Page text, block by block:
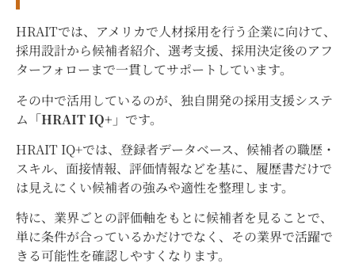
HRAITでは、アメリカで人材採用を行う企業に向けて、
採用設計から候補者紹介、選考支援、採用決定後のアフ
ターフォローまで一貫してサポートしています。
その中で活用しているのが、独自開発の採用支援システ
ム 「HRAIT IQ+」 です。
HRAIT IQ+では、登録者データベース、候補者の職歴・
スキル、面接情報、評価情報などを基に、履歴書だけで
は見えにくい候補者の強みや適性を整理します。
特に、業界ごとの評価軸をもとに候補者を見ることで、
単に条件が合っているかだけでなく、その業界で活躍で
きる可能性を確認しやすくなります。